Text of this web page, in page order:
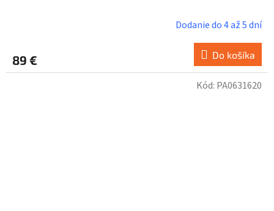
Dodanie do 4 až 5 dní
89 € Do košíka
Kód: PA0631620